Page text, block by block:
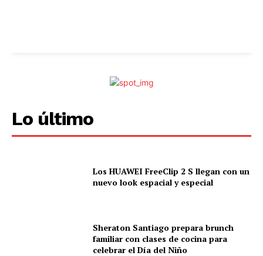
Lo último
Los HUAWEI FreeClip 2 S llegan con un
nuevo look espacial y especial
Sheraton Santiago prepara brunch
familiar con clases de cocina para
celebrar el Día del Niño